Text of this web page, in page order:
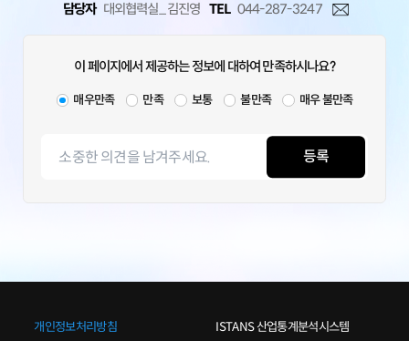
담당자 대외협력실_ 김진영 TEL 044-287-3247
이 페이지에서 제공하는 정보에 대하여 만족하시나요?
매우만족 만족 보통 불만족 매우 불만족
등록
개인정보처리방침 ISTANS 산업통계분석시스템